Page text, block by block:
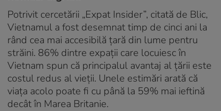
Potrivit cercetării „Expat Insider”, citată de Blic,
Vietnamul a fost desemnat timp de cinci ani la
rând cea mai accesibilă țară din lume pentru
străini. 86% dintre expații care locuiesc în
Vietnam spun că principalul avantaj al țării este
costul redus al vieții. Unele estimări arată că
viața acolo poate fi cu până la 59% mai ieftină
decât în Marea Britanie.